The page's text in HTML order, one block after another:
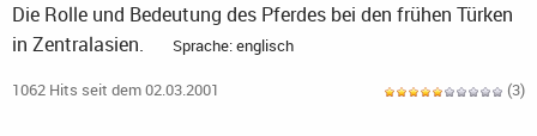
Die Rolle und Bedeutung des Pferdes bei den frühen Türken
in Zentralasien.
Sprache: englisch
1062 Hits seit dem 02.03.2001 (3)